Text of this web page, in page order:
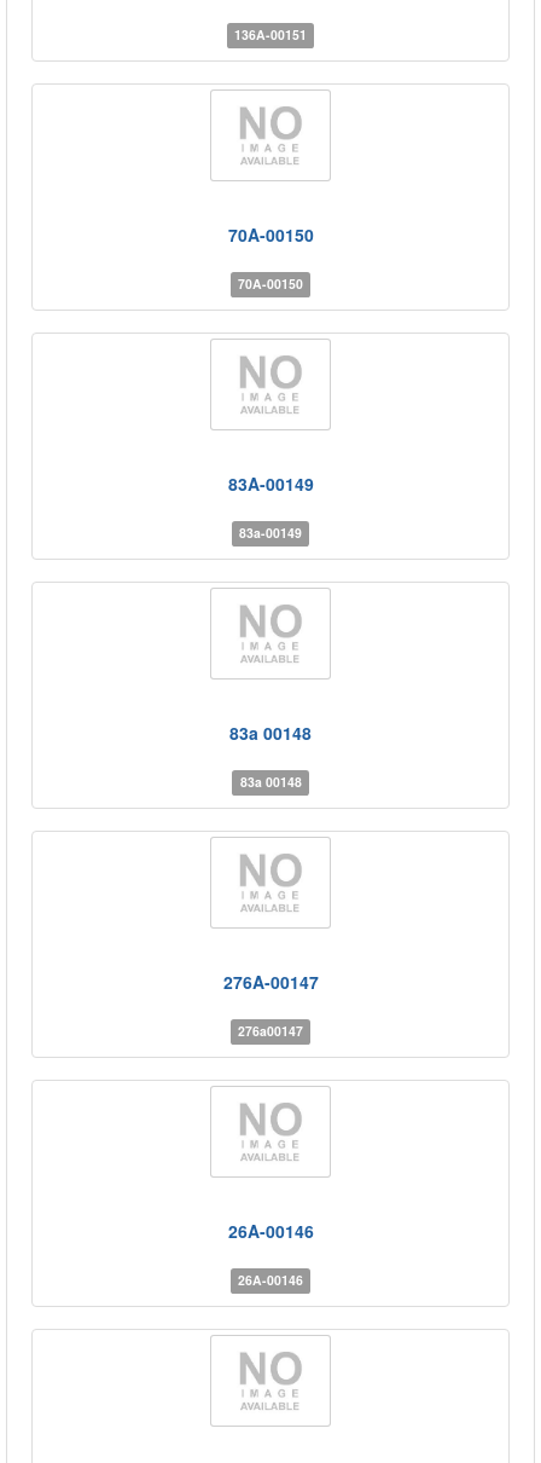
136A-00151
70A-00150
70A-00150
83A-00149
83a-00149
83a 00148
83a 00148
276A-00147
276a00147
26A-00146
26A-00146